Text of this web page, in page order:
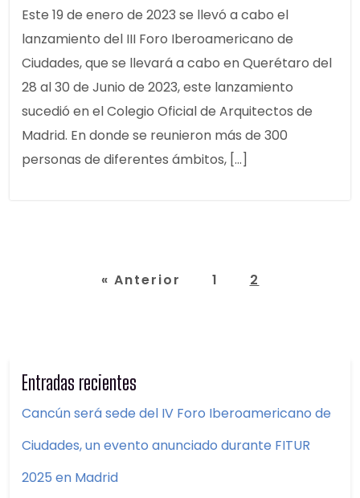
Este 19 de enero de 2023 se llevó a cabo el
lanzamiento del III Foro Iberoamericano de
Ciudades, que se llevará a cabo en Querétaro del
28 al 30 de Junio de 2023, este lanzamiento
sucedió en el Colegio Oficial de Arquitectos de
Madrid. En donde se reunieron más de 300
personas de diferentes ámbitos, […]
« Anterior 1 2
Entradas recientes
Cancún será sede del IV Foro Iberoamericano de
Ciudades, un evento anunciado durante FITUR
2025 en Madrid